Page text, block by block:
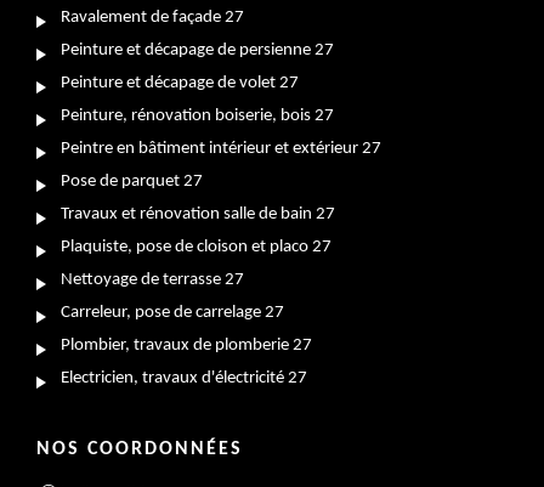
Ravalement de façade 27
Peinture et décapage de persienne 27
Peinture et décapage de volet 27
Peinture, rénovation boiserie, bois 27
Peintre en bâtiment intérieur et extérieur 27
Pose de parquet 27
Travaux et rénovation salle de bain 27
Plaquiste, pose de cloison et placo 27
Nettoyage de terrasse 27
Carreleur, pose de carrelage 27
Plombier, travaux de plomberie 27
Electricien, travaux d'électricité 27
NOS COORDONNÉES